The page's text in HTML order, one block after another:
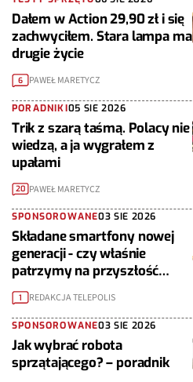
Dałem w Action 29,90 zł i się
zachwyciłem. Stara lampa ma
drugie życie
6 PAWEŁ MARETYCZ
PORADNIKI05 SIE 2026
Trik z szarą taśmą. Polacy nie
wiedzą, a ja wygrałem z
upałami
20 PAWEŁ MARETYCZ
SPONSOROWANE03 SIE 2026
Składane smartfony nowej
generacji - czy właśnie
patrzymy na przyszłość
urządzeń mobilnych?
1 REDAKCJA TELEPOLIS
SPONSOROWANE03 SIE 2026
Jak wybrać robota
sprzątającego? – poradnik